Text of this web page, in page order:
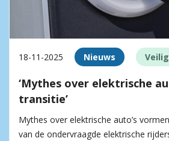
18-11-2025 Nieuws
‘Mythes over elektrische
transitie’
Mythes over elektrische auto’s
van de ondervraagde elektrische